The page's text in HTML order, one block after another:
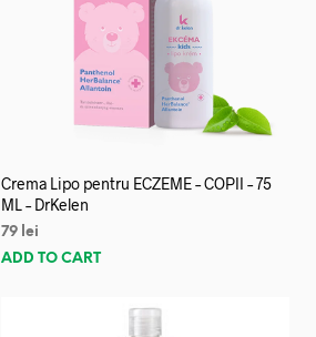
Crema Lipo pentru ECZEME – COPII – 75
ML – DrKelen
79 lei
ADD TO CART